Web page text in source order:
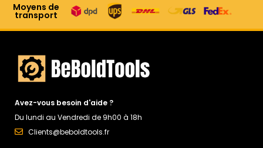
Moyens de
transport
Avez-vous besoin d'aide ?
Du lundi au Vendredi de 9h00 à 18h
Clients@beboldtools.fr